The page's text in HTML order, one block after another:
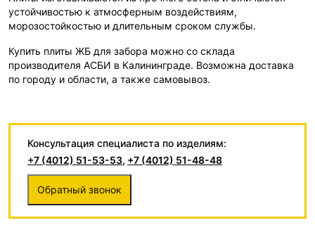
устойчивостью к атмосферным воздействиям,
морозостойкостью и длительным сроком службы.
Купить плиты ЖБ для забора можно со склада
производителя АСБИ в Калининграде. Возможна доставка
по городу и области, а также самовывоз.
Консультация специалиста по изделиям:
+7 (4012) 51-53-53, +7 (4012) 51-48-48
Обратный звонок